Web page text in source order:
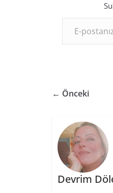
E-postanızı yazın…
← Önceki
Devrim